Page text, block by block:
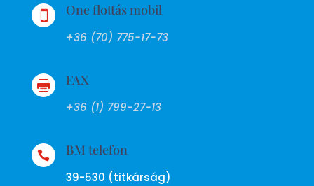
 One flottás mobil
+36 (70) 775-17-73
 FAX
+36 (1) 799-27-13
 BM telefon
39-530 (titkárság)